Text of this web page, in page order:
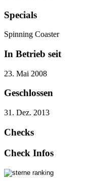
Specials
Spinning Coaster
In Betrieb seit
23. Mai 2008
Geschlossen
31. Dez. 2013
Checks
Check Infos